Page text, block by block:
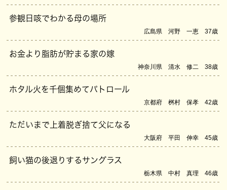
参観日咳でわかる母の場所
広島県 河野 一恵 37歳
お金より脂肪が貯まる家の嫁
神奈川県 清水 修二 38歳
ホタル火を千個集めてパトロール
京都府 桝村 保孝 42歳
ただいまで上着脱ぎ捨て父になる
大阪府 平田 伸幸 45歳
飼い猫の後退りするサングラス
栃木県 中村 真理 46歳